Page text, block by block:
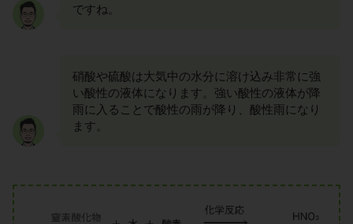
ですね。
硝酸や硫酸は大気中の水分に溶け込み非常に強
い酸性の液体になります。強い酸性の液体が降
雨に入ることで酸性の雨が降り、酸性雨になり
ます。